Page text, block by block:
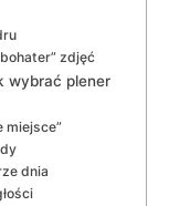
zdjęć
wybrać plener
miejsce”
dnia